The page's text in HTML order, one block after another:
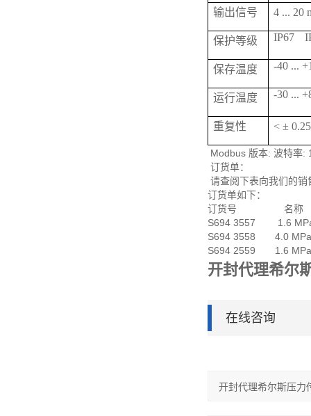
输出信号 4 ... 20
保护等级 IP67
保存温度 -40 ...
运行温度 -30 ...
重复性 < ±
Modbus 版本: 波特率:
订货单：
请查阅下表向我们的销
订货单如下：
订货号 名称
S694 3557 1.6 MPa,
S694 3558 4.0 MPa,
S694 2559 1.6
开封代理希尔
在线咨询